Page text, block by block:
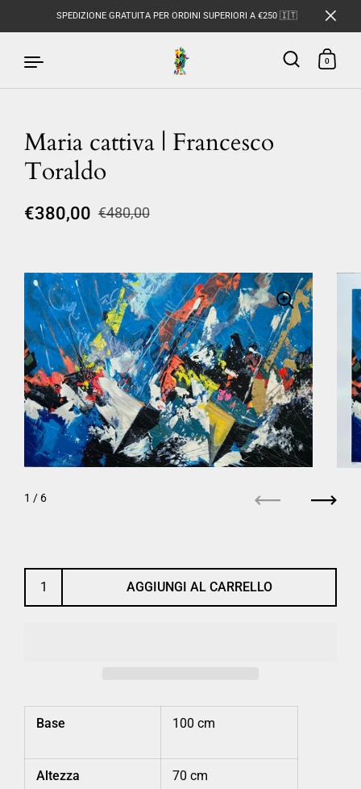
Passa ai contenuti
SPEDIZIONE GRATUITA PER ORDINI SUPERIORI A €250 🇮🇹
0
Maria cattiva | Francesco
Toraldo
€380,00 €480,00
AGGIUNGI AL CARRELLO
1 / 6
Base 100 cm
Altezza 70 cm